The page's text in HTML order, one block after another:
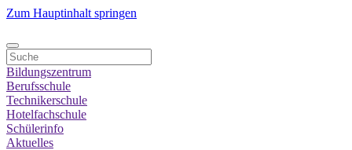
Zum Hauptinhalt springen
Bildungszentrum
Berufsschule
Technikerschule
Hotelfachschule
Schülerinfo
Aktuelles